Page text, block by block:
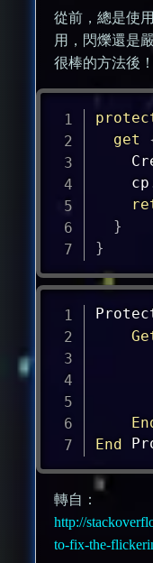
從前，總是使
用，閃爍還是
很棒的方法後
get
    cp
}
}
End
轉自：
http://
to-fix-the-